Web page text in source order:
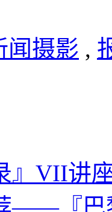
闻摄影 ,
』VII讲